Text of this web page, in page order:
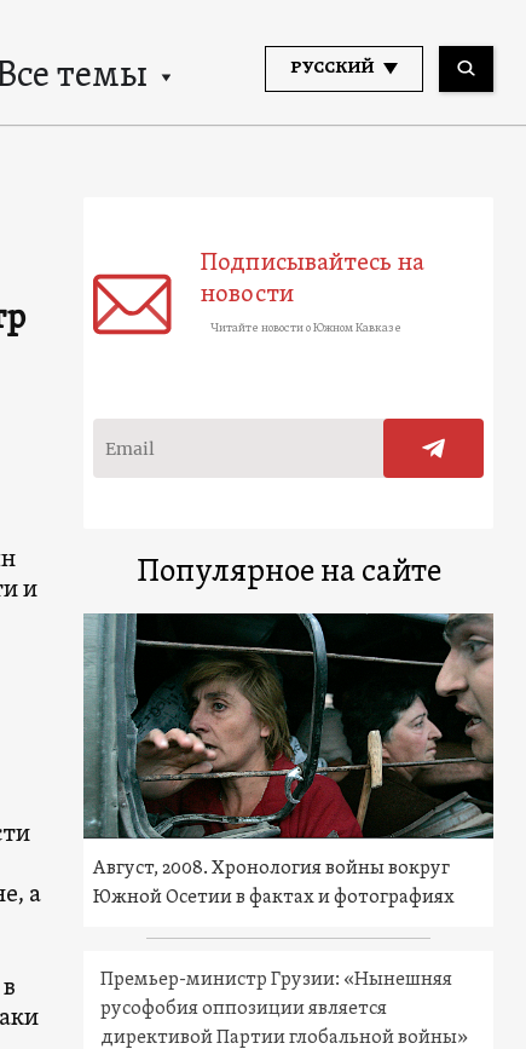
темы РУССКИЙ
и
а
Подписывайтесь на
новости
Читайте новости о Южном Кавказе
Популярное на сайте
Август, 2008. Хронология войны вокруг
Южной Осетии в фактах и фотографиях
Премьер-министр Грузии: «Нынешняя
русофобия оппозиции является
директивой Партии глобальной войны»